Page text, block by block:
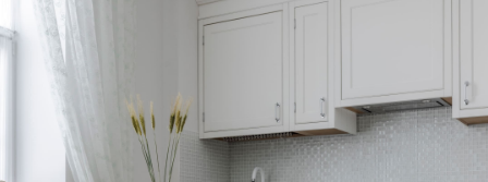
Кресло Энди
Кровать Ньюбери
Стул Престон
Textures